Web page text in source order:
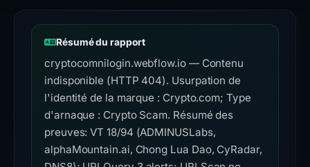
Résumé du rapport
cryptocomnilogin.webflow.io — Contenu
indisponible (HTTP 404). Usurpation de
l'identité de la marque : Crypto.com; Type
d'arnaque : Crypto Scam. Résumé des
preuves: VT 18/94 (ADMINUSLabs,
alphaMountain.ai, Chong Lua Dao, CyRadar,